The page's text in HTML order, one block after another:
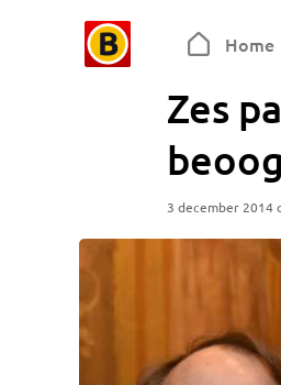
Home
Zes
3 december 2014